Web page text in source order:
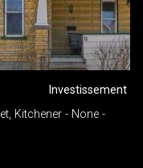
Investissement
Kitchener - None -